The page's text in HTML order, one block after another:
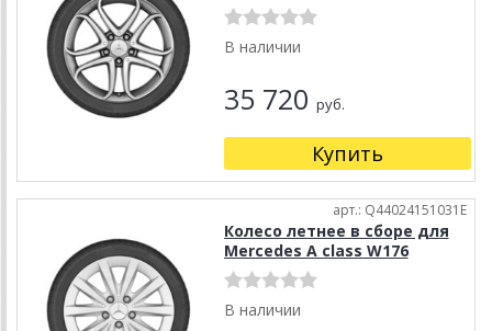
В наличии
35 720 руб.
Купить
арт.: Q44024151031E
Колесо летнее в сборе для
Mercedes A class W176
В наличии